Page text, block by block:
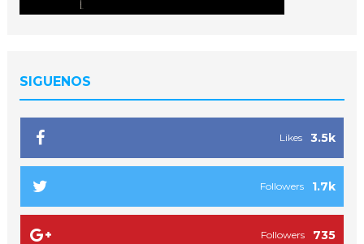
SIGUENOS
3.5k
Likes
1.7k
Followers
735
Followers